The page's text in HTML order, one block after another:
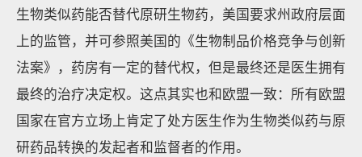
生物类似药能否替代原研生物药，美国要求州政府层面
上的监管，并可参照美国的《生物制品价格竞争与创新
法案》，药房有一定的替代权，但是最终还是医生拥有
最终的治疗决定权。这点其实也和欧盟一致：所有欧盟
国家在官方立场上肯定了处方医生作为生物类似药与原
研药品转换的发起者和监督者的作用。